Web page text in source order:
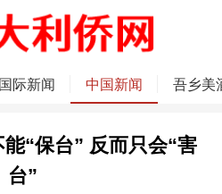
国际新闻 中国新闻 吾乡美
“保台” 反而只会“害
台”